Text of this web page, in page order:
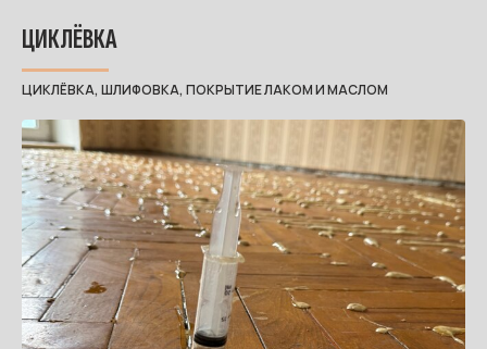
ЦИКЛЁВКА
ЦИКЛЁВКА, ШЛИФОВКА, ПОКРЫТИЕ ЛАКОМ И МАСЛОМ